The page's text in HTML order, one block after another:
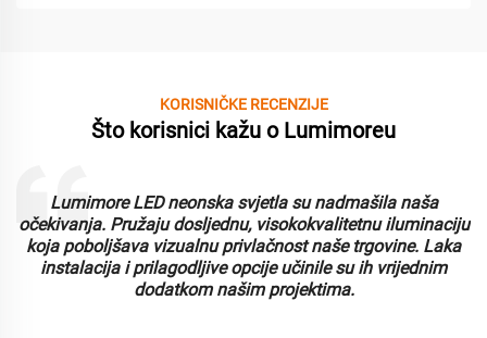
KORISNIČKE RECENZIJE
Što korisnici kažu o Lumimoreu
Lumimore LED neonska svjetla su nadmašila naša
očekivanja. Pružaju dosljednu, visokokvalitetnu iluminaciju
koja poboljšava vizualnu privlačnost naše trgovine. Laka
instalacija i prilagodljive opcije učinile su ih vrijednim
dodatkom našim projektima.